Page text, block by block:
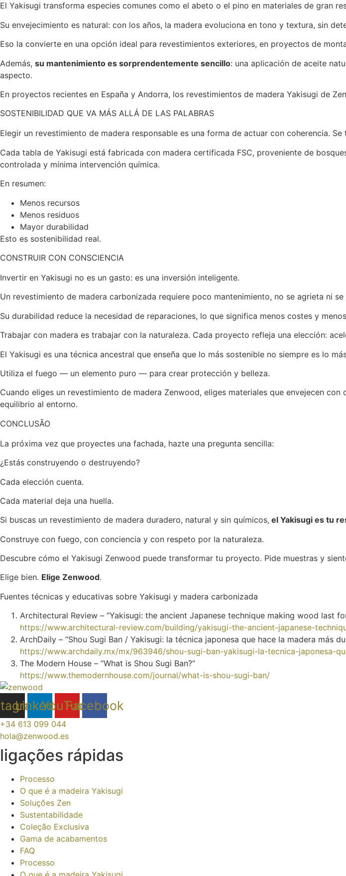
El Yakisugi transforma especies comunes como el abeto o el pino en materiales de gran
Su envejecimiento es natural: con los años, la madera evoluciona en tono y textura, sin
Eso la convierte en una opción ideal para revestimientos exteriores, en proyectos de
Además, su mantenimiento es sorprendentemente sencillo: una aplicación de aceite
aspecto.
En proyectos recientes en España y Andorra, los revestimientos de madera Yakisugi de
SOSTENIBILIDAD QUE VA MÁS ALLÁ DE LAS PALABRAS
Elegir un revestimiento de madera responsable es una forma de actuar con coherencia.
Cada tabla de Yakisugi está fabricada con madera certificada FSC, proveniente de
controlada y mínima intervención química.
En resumen:
Menos recursos
Menos residuos
Mayor durabilidad
Esto es sostenibilidad real.
CONSTRUIR CON CONSCIENCIA
Invertir en Yakisugi no es un gasto: es una inversión inteligente.
Un revestimiento de madera carbonizada requiere poco mantenimiento, no se agrieta ni
Su durabilidad reduce la necesidad de reparaciones, lo que significa menos costes y
Trabajar con madera es trabajar con la naturaleza. Cada proyecto refleja una elección:
El Yakisugi es una técnica ancestral que enseña que lo más sostenible no siempre es lo
Utiliza el fuego — un elemento puro — para crear protección y belleza.
Cuando eliges un revestimiento de madera Zenwood, eliges materiales que envejecen
equilibrio al entorno.
CONCLUSÃO
La próxima vez que proyectes una fachada, hazte una pregunta sencilla:
¿Estás construyendo o destruyendo?
Cada elección cuenta.
Cada material deja una huella.
Si buscas un revestimiento de madera duradero, natural y sin químicos, el Yakisugi es tu
Construye con fuego, con conciencia y con respeto por la naturaleza.
Descubre cómo el Yakisugi Zenwood puede transformar tu proyecto. Pide muestras y
Elige bien. Elige Zenwood.
Fuentes técnicas y educativas sobre Yakisugi y madera carbonizada
Architectural Review – “Yakisugi: the ancient Japanese technique making wood last
https://www.architectural-review.com/building/yakisugi-the-ancient-japanese-
ArchDaily – “Shou Sugi Ban / Yakisugi: la técnica japonesa que hace la madera más
https://www.archdaily.mx/mx/963946/shou-sugi-ban-yakisugi-la-tecnica-japonesa-
The Modern House – “What is Shou Sugi Ban?”
https://www.themodernhouse.com/journal/what-is-shou-sugi-ban/
LinkedInYouTube
Facebook
+34 613 099 044
hola@zenwood.es
ligações rápidas
Processo
O que é a madeira Yakisugi
Soluções Zen
Sustentabilidade
Coleção Exclusiva
Gama de acabamentos
FAQ
Processo